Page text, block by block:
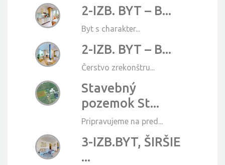
2-IZB. BYT – B...
Byt s charakter...
2-IZB. BYT – B...
Čerstvo zrekonštru...
Stavebný
pozemok St...
Pripravujeme na pred...
3-IZB.BYT, ŠIRŠIE
...